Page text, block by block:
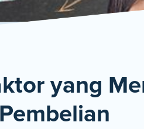
yang